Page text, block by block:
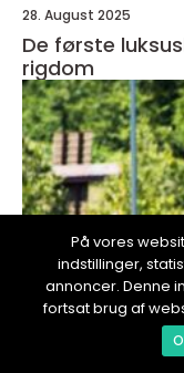
28. August 2025
De første
rigdom
På vores
indstillinger,
annoncer. Denne
fortsat brug af